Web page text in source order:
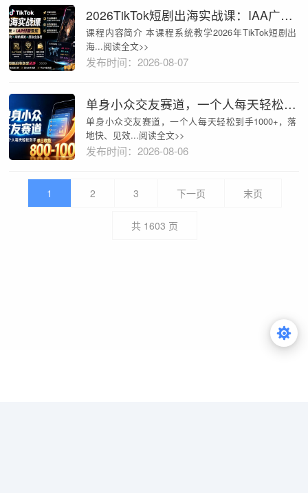
2026TikTok短剧出海实战课：IAA广告分账×IAP付费变现×账号搭建×平台规则×双轨爆发×回款全流程
课程内容简介 本课程系统教学2026年TikTok短剧出
海...阅读全文>>
发布时间：2026-08-07
单身小众交友赛道，一个人每天轻松到手1000+，落地快、见效稳【揭秘】
单身小众交友赛道，一个人每天轻松到手1000+，落
地快、见效...阅读全文>>
发布时间：2026-08-06
1 2 3 下一页 末页
共 1603 页